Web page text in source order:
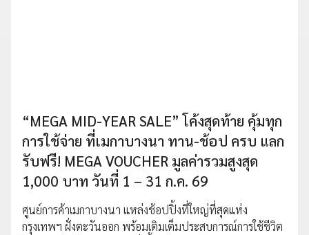
“MEGA MID-YEAR SALE” โค้งสุดท้าย คุ้มทุก
การใช้จ่าย ที่เมกาบางนา ทาน-ช้อป ครบ แลก
รับฟรี! MEGA VOUCHER มูลค่ารวมสูงสุด
1,000 บาท วันที่ 1 – 31 ก.ค. 69
ศูนย์การค้าเมกาบางนา แหล่งช้อปปิ้งที่ใหญ่ที่สุดแห่ง
กรุงเทพฯ ฝั่งตะวันออก พร้อมเติมเต็มประสบการณ์การใช้ชีวิต